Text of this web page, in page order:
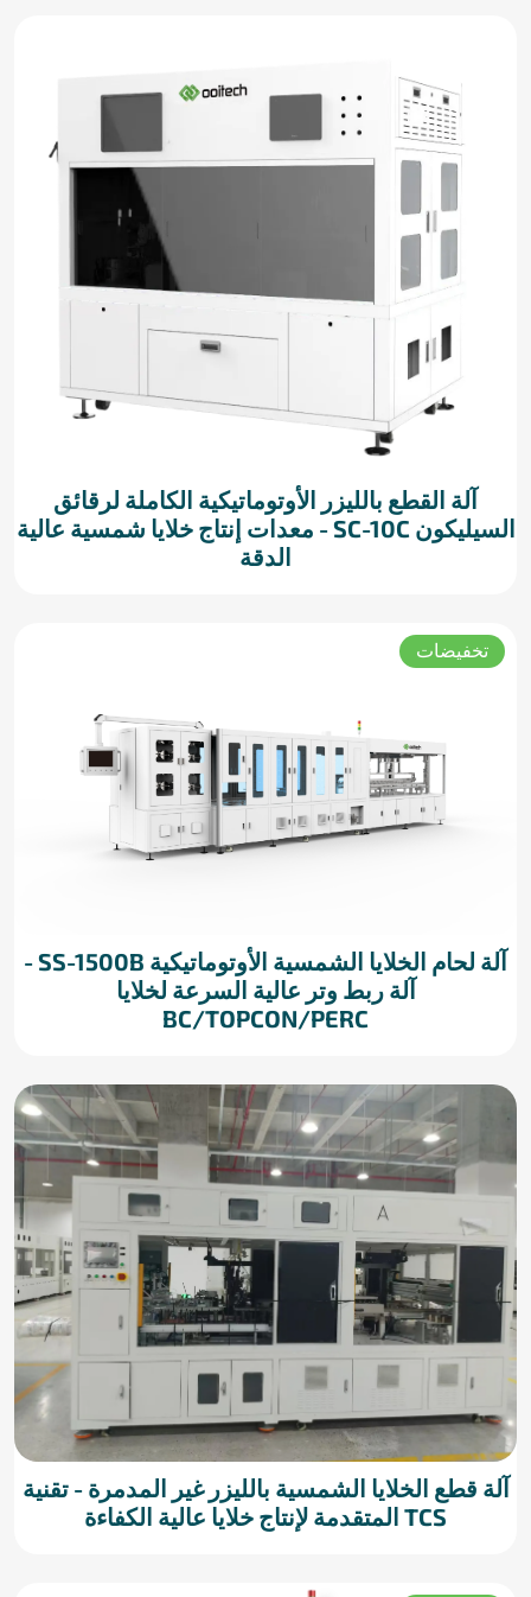
آلة القطع بالليزر الأوتوماتيكية الكاملة لرقائق
السيليكون SC-10C - معدات إنتاج خلايا شمسية عالية
الدقة
تخفيضات
آلة لحام الخلايا الشمسية الأوتوماتيكية SS-1500B -
آلة ربط وتر عالية السرعة لخلايا
BC/TOPCON/PERC
آلة قطع الخلايا الشمسية بالليزر غير المدمرة - تقنية
TCS المتقدمة لإنتاج خلايا عالية الكفاءة